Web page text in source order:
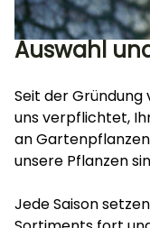
Auswahl
Seit der
uns verpflichtet,
an
unsere Pflanzen
Jede Saison